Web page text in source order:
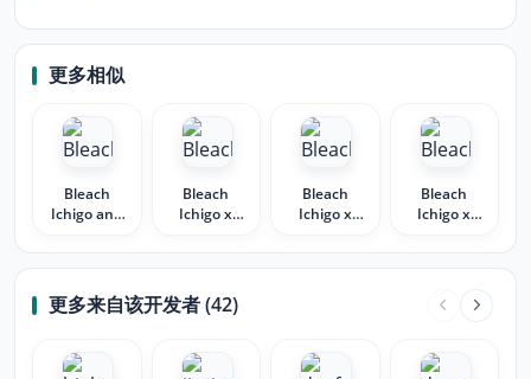
更多相似
Bleach
Ichigo and
Love
Bleach
Ichigo x
Bleach
Ichigo x
Bleach
Ichigo x
更多来自该开发者 (42)